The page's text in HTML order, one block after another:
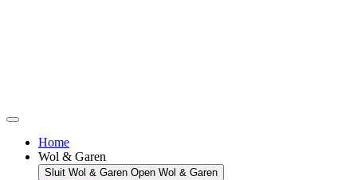
Home
Wol & Garen
Sluit Wol & Garen Open Wol & Garen